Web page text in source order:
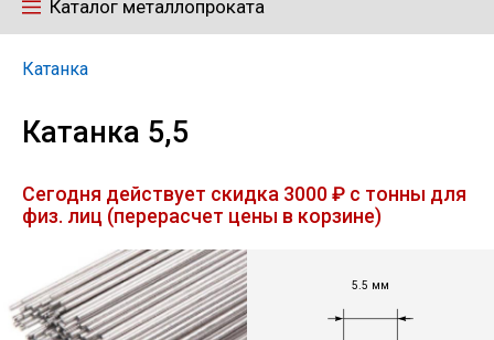
Каталог металлопроката
Труба профильная
Труба
Лист
Уголок
Катанка
Катанка 5,5
Сегодня действует скидка 3000 ₽ с тонны для
физ. лиц (перерасчет цены в корзине)
5.5 мм